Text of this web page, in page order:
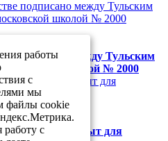
подписано между Тульским
школой № 2000
Тулы будет закрыт для
работы
с
мы
файлы cookie
с